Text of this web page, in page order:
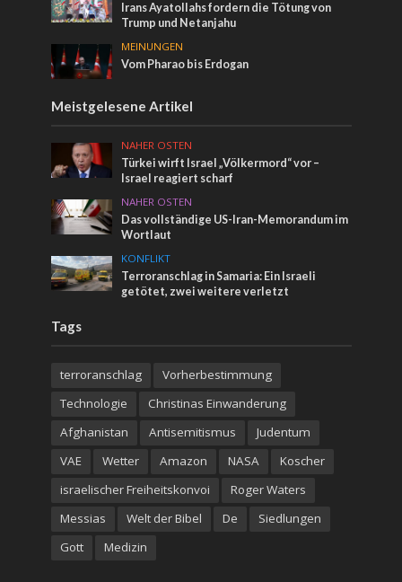
Irans Ayatollahs fordern die Tötung von
Trump und Netanjahu
MEINUNGEN
Vom Pharao bis Erdogan
Meistgelesene Artikel
NAHER OSTEN
Türkei wirft Israel „Völkermord“ vor –
Israel reagiert scharf
NAHER OSTEN
Das vollständige US-Iran-Memorandum im
Wortlaut
KONFLIKT
Terroranschlag in Samaria: Ein Israeli
getötet, zwei weitere verletzt
Tags
terroranschlag
Vorherbestimmung
Technologie
Christinas Einwanderung
Afghanistan
Antisemitismus
Judentum
VAE
Wetter Amazon NASA
Koscher
israelischer Freiheitskonvoi
Roger Waters
Messias
Welt der Bibel De
Siedlungen
Gott
Medizin